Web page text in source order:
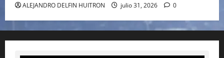
ALEJANDRO DELFIN HUITRON julio 31, 2026 0